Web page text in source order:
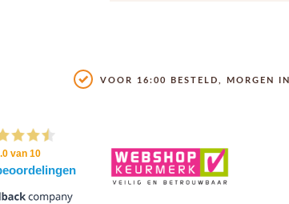
VOOR 16:00 BESTELD, MORGEN